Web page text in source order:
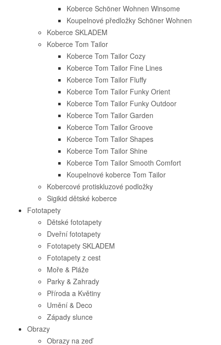
Koberce Schöner Wohnen Winsome
Koupelnové předložky Schöner Wohnen
Koberce SKLADEM
Koberce Tom Tailor
Koberce Tom Tailor Cozy
Koberce Tom Tailor Fine Lines
Koberce Tom Tailor Fluffy
Koberce Tom Tailor Funky Orient
Koberce Tom Tailor Funky Outdoor
Koberce Tom Tailor Garden
Koberce Tom Tailor Groove
Koberce Tom Tailor Shapes
Koberce Tom Tailor Shine
Koberce Tom Tailor Smooth Comfort
Koupelnové koberce Tom Tailor
Kobercové protiskluzové podložky
Sigikid dětské koberce
Fototapety
Dětské fototapety
Dveřní fototapety
Fototapety SKLADEM
Fototapety z cest
Moře & Pláže
Parky & Zahrady
Příroda a Květiny
Umění & Deco
Západy slunce
Obrazy
Obrazy na zeď